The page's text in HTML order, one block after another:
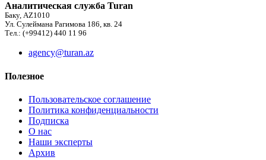
Аналитическая служба Turan
Баку, AZ1010
Ул. Сулеймана Рагимова 186, кв. 24
Тел.: (+99412) 440 11 96
agency@turan.az
Полезное
Пользовательское соглашение
Политика конфиденциальности
Подписка
О нас
Наши эксперты
Архив